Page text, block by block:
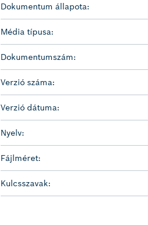
Dokumentum állapota:
Média típusa:
Dokumentumszám:
Verzió száma:
Verzió dátuma:
Nyelv:
Fájlméret:
Kulcsszavak: